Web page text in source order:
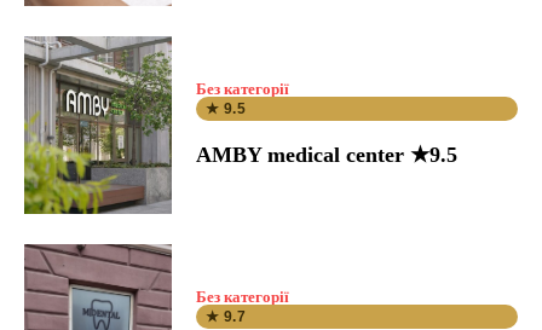
Без категорії
★ 9.5
AMBY medical center ★9.5
Без категорії
★ 9.7